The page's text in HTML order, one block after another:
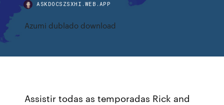
ASKDOCSZSXHI.WEB.APP
Azumi dublado download
Assistir todas as temporadas Rick and